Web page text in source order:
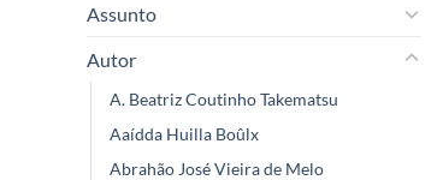
Assunto
Autor
A. Beatriz Coutinho Takematsu
Aaídda Huilla Boûlx
Abrahão José Vieira de Melo